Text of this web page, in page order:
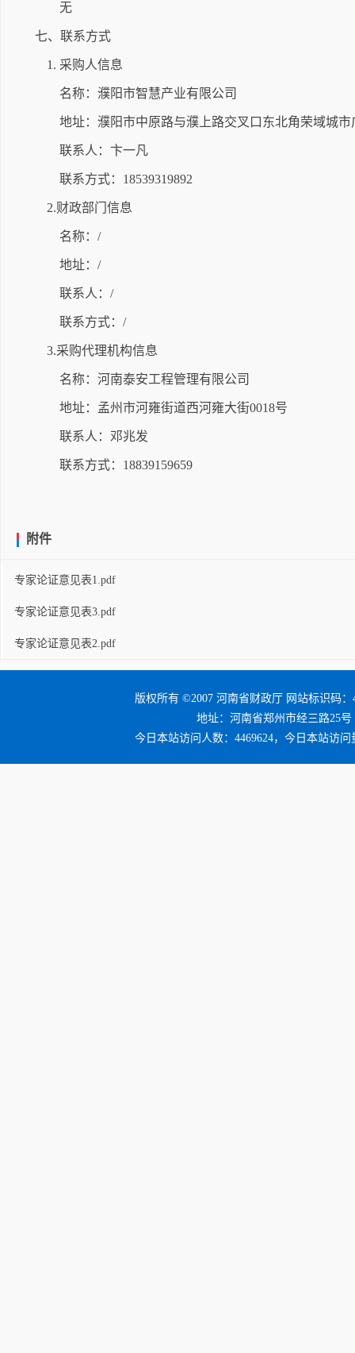
无
七、联系方式
1. 采购人信息
名称：濮阳市智慧产业有限公司
地址：濮阳市中原路与濮上路交叉口东北角荣域城市
联系人：卞一凡
联系方式：18539319892
2.财政部门信息
名称：/
地址：/
联系人：/
联系方式：/
3.采购代理机构信息
名称：河南泰安工程管理有限公司
地址：孟州市河雍街道西河雍大街0018号
联系人：邓兆发
联系方式：18839159659
附件
专家论证意见表1.pdf
专家论证意见表3.pdf
专家论证意见表2.pdf
版权所有 ©2007 河南省财政厅 网站标识码：
地址：河南省郑州市经三路25号
今日本站访问人数：4469624，今日本站访问